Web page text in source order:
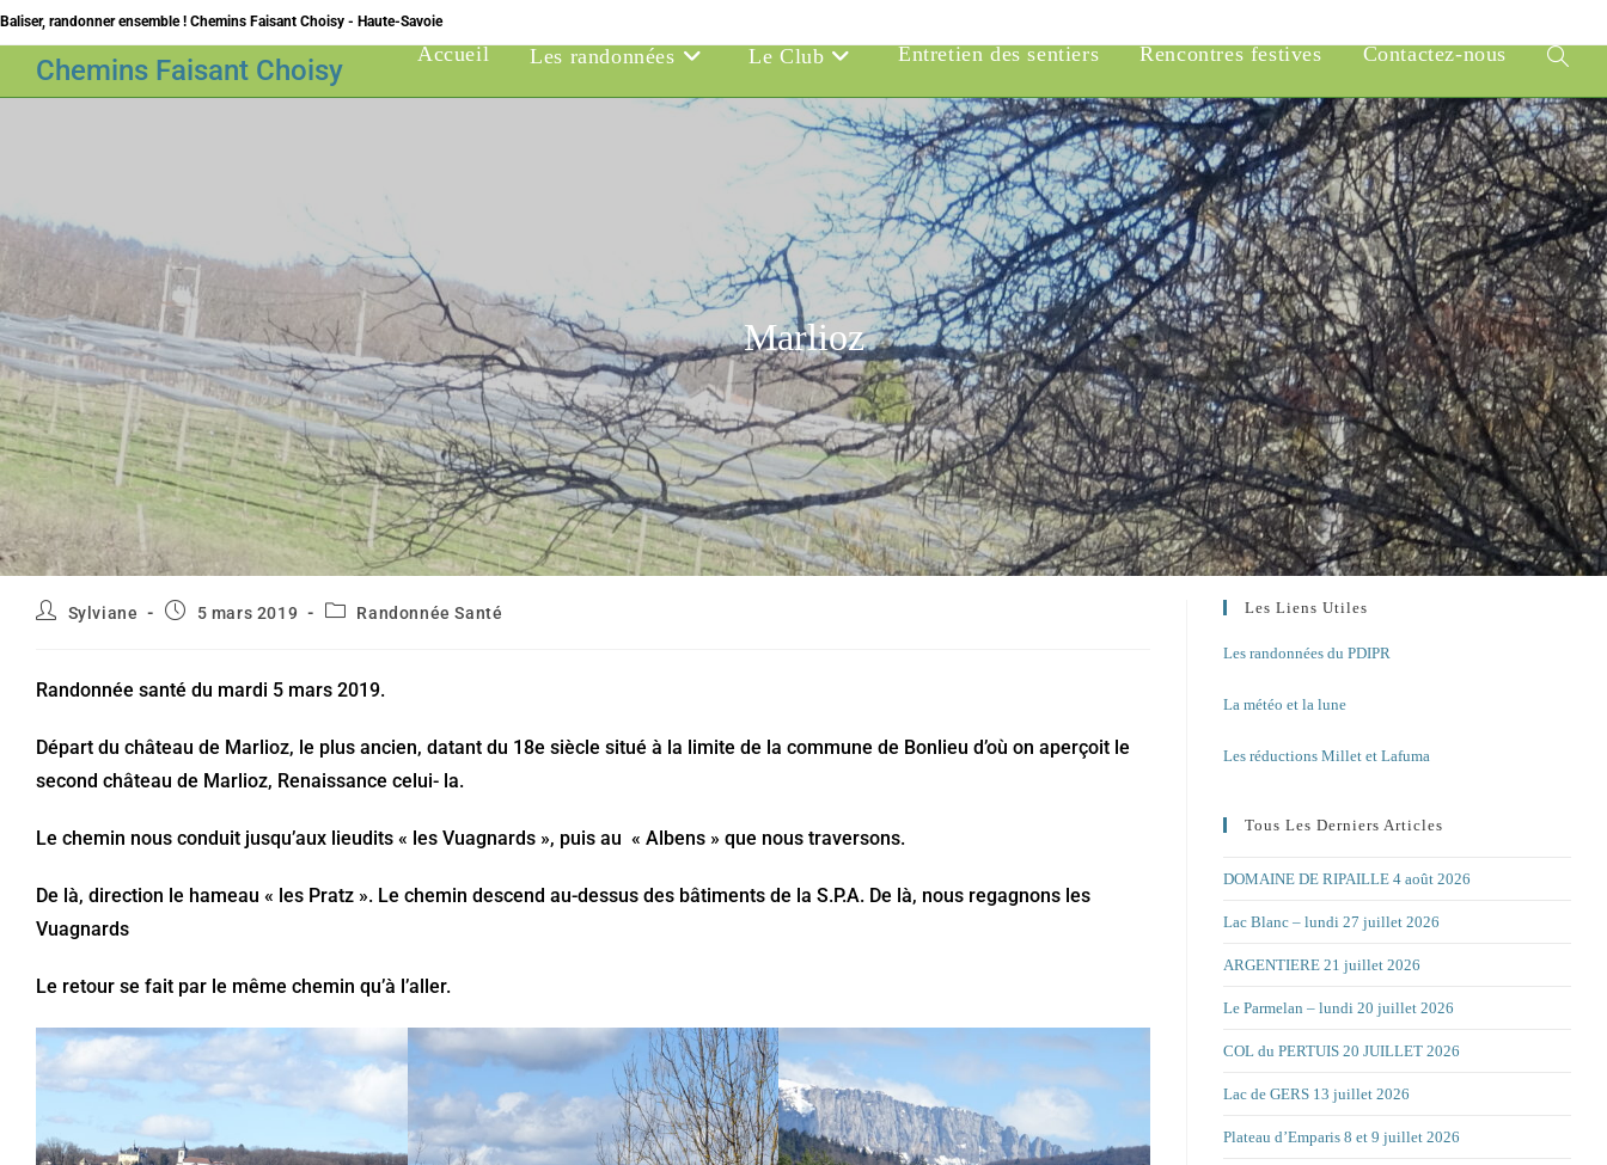
Skip
to
content
Baliser, randonner ensemble ! Chemins Faisant Choisy - Haute-Savoie
Chemins Faisant Choisy Accueil Les randonnées Le Club Entretien des sentiers Rencontres festives Contactez-nous
Toggle
website
Marlioz
Auteur/autrice
Sylviane
Publication
5 mars 2019
PostRandonnée Santé
Randonnée santé du mardi 5 mars 2019.
Départ du château de Marlioz, le plus ancien, datant du 18e siècle situé à la limite de la commune de Bonlieu d’où on aperçoit le
second château de Marlioz, Renaissance celui- la.
Le chemin nous conduit jusqu’aux lieudits « les Vuagnards », puis au « Albens » que nous traversons.
De là, direction le hameau « les Pratz ». Le chemin descend au-dessus des bâtiments de la S.P.A. De là, nous regagnons les
Vuagnards
Le retour se fait par le même chemin qu’à l’aller.
Les Liens Utiles
Les randonnées du PDIPR
La météo et la lune
Les réductions Millet et Lafuma
Tous Les Derniers Articles
DOMAINE DE RIPAILLE 4 août 2026
Lac Blanc – lundi 27 juillet 2026
ARGENTIERE 21 juillet 2026
Le Parmelan – lundi 20 juillet 2026
COL du PERTUIS 20 JUILLET 2026
Lac de GERS 13 juillet 2026
Plateau d’Emparis 8 et 9 juillet 2026